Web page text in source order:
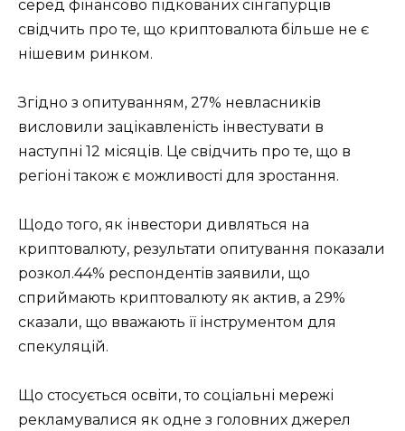
серед фінансово підкованих сінгапурців
свідчить про те, що криптовалюта більше не є
нішевим ринком.
Згідно з опитуванням, 27% невласників
висловили зацікавленість інвестувати в
наступні 12 місяців. Це свідчить про те, що в
регіоні також є можливості для зростання.
Щодо того, як інвестори дивляться на
криптовалюту, результати опитування показали
розкол.44% респондентів заявили, що
сприймають криптовалюту як актив, а 29%
сказали, що вважають її інструментом для
спекуляцій.
Що стосується освіти, то соціальні мережі
рекламувалися як одне з головних джерел